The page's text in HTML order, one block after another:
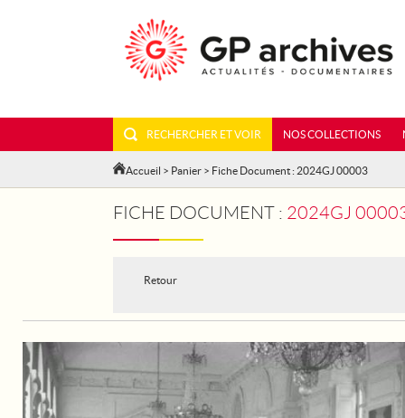
RECHERCHER ET VOIR NOS COLLECTIONS
Accueil > Panier > Fiche Document : 2024GJ 00003
FICHE DOCUMENT : 2024GJ 00003 -
Retour